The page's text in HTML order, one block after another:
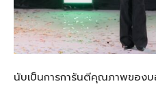
นับเป็นการการันตีคุณภาพของ